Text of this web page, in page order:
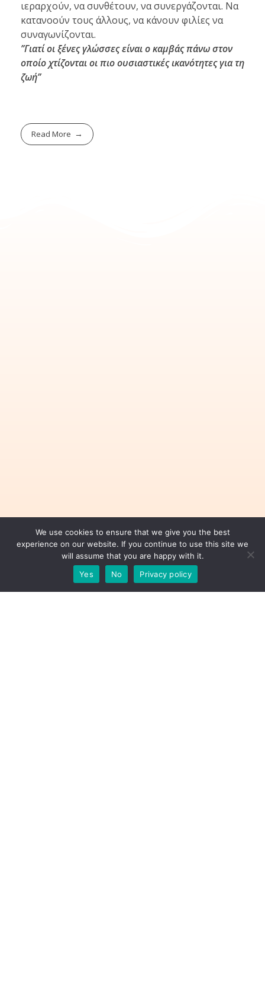
ιεραρχούν, να συνθέτουν, να συνεργάζονται. Να
κατανοούν τους άλλους, να κάνουν φιλίες να
συναγωνίζονται.
’’Γιατί οι ξένες γλώσσες είναι ο καμβάς πάνω στον
οποίο χτίζονται οι πιο ουσιαστικές ικανότητες για τη
ζωή’’
Read More
We use cookies to ensure that we give you the best
experience on our website. If you continue to use this site we
will assume that you are happy with it.
Yes
No Privacy policy